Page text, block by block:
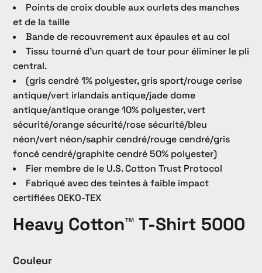
Points de croix double aux ourlets des manches
et de la taille
Bande de recouvrement aux épaules et au col
Tissu tourné d’un quart de tour pour éliminer le pli
central.
(gris cendré 1% polyester, gris sport/rouge cerise
antique/vert irlandais antique/jade dome
antique/antique orange 10% polyester, vert
sécurité/orange sécurité/rose sécurité/bleu
néon/vert néon/saphir cendré/rouge cendré/gris
foncé cendré/graphite cendré 50% polyester)
Fier membre de le U.S. Cotton Trust Protocol
Fabriqué avec des teintes à faible impact
certifiées OEKO-TEX
Heavy Cotton™ T-Shirt 5000
Couleur